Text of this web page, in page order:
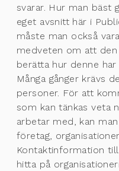
svarar. Hur man bäst
eget avsnitt här i
måste man också
medveten om att den
berätta hur denne
Många gånger krävs
personer. För att
som kan tänkas veta
arbetar med, kan
företag,
Kontaktinformation
hitta på